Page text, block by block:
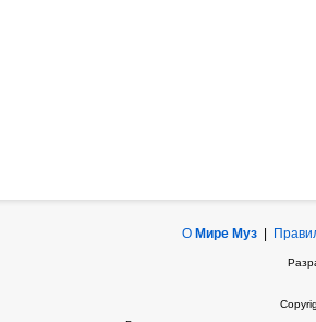
О Мире Муз|